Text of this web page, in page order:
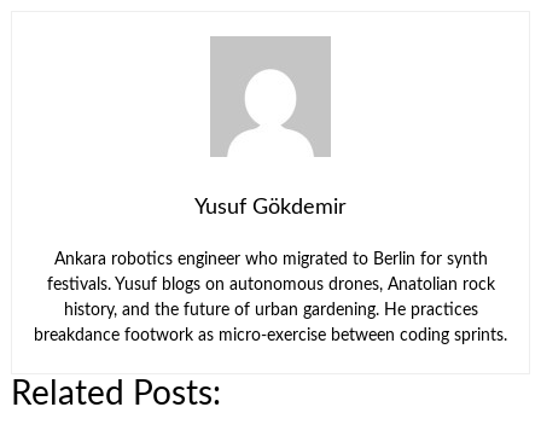
Yusuf Gökdemir
Ankara robotics engineer who migrated to Berlin for synth
festivals. Yusuf blogs on autonomous drones, Anatolian rock
history, and the future of urban gardening. He practices
breakdance footwork as micro-exercise between coding sprints.
Related Posts: